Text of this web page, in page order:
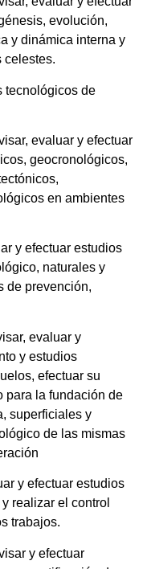
evolución,
y dinámica interna y
celestes.
tecnológicos de
evaluar y efectuar
geocronológicos,
en ambientes
y efectuar estudios
naturales y
de prevención,
evaluar y
y estudios
efectuar su
para la fundación de
superficiales y
de las mismas
y efectuar estudios
realizar el control
trabajos.
y efectuar